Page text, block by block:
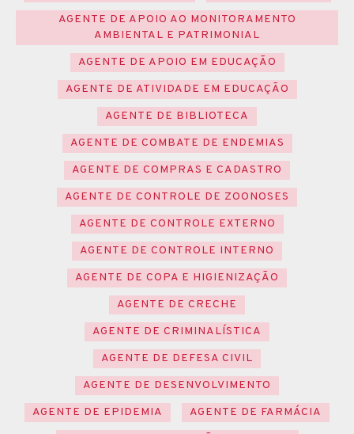
AGENTE DE APOIO AO MONITORAMENTO
AMBIENTAL E PATRIMONIAL
AGENTE DE APOIO EM EDUCAÇÃO
AGENTE DE ATIVIDADE EM EDUCAÇÃO
AGENTE DE BIBLIOTECA
AGENTE DE COMBATE DE ENDEMIAS
AGENTE DE COMPRAS E CADASTRO
AGENTE DE CONTROLE DE ZOONOSES
AGENTE DE CONTROLE EXTERNO
AGENTE DE CONTROLE INTERNO
AGENTE DE COPA E HIGIENIZAÇÃO
AGENTE DE CRECHE
AGENTE DE CRIMINALÍSTICA
AGENTE DE DEFESA CIVIL
AGENTE DE DESENVOLVIMENTO
AGENTE DE EPIDEMIA
AGENTE DE FARMÁCIA